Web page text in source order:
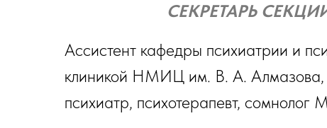
СЕКРЕТАРЬ
Ассистент кафедры психиатрии и
клиникой НМИЦ им. В. А. Алмазова,
психиатр, психотерапевт,